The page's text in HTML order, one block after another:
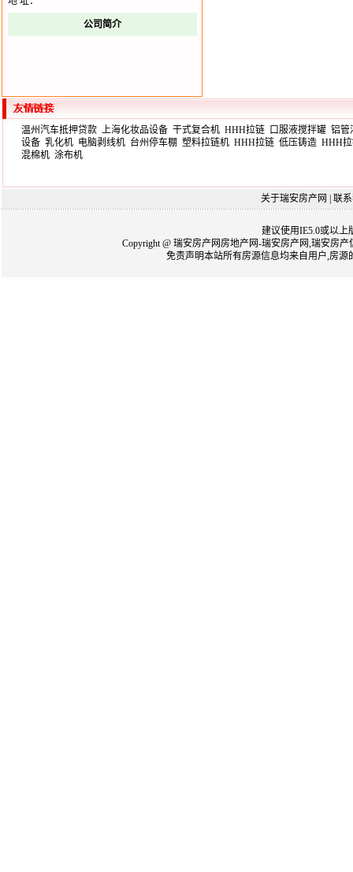
公司简介
温州汽车抵押贷款 上海化妆品设备 干式复合机 HHH拉链 口服液搅拌罐 铝
设备 乳化机 电脑剥线机 台州停车棚 塑料拉链机 HHH拉链 低压铸造 HHH
混棉机 涂布机
关于瑞安房产网 联
建议使用IE5.0或以上
Copyright @ 瑞安房产网房地产网-瑞安房产网,瑞安房
免责声明本站所有房源信息均来自用户,房